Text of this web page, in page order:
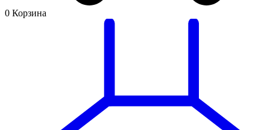
0 Корзина